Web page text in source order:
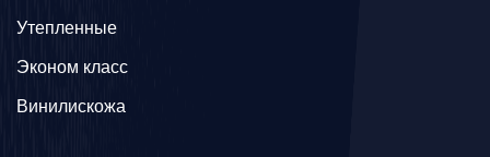
Утепленные
Эконом класс
Винилискожа